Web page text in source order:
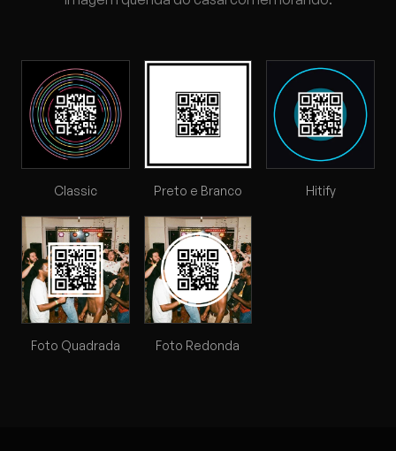
Classic Preto e Branco Hitify
Foto Quadrada Foto Redonda